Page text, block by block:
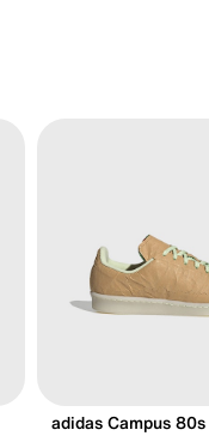
adidas Campus